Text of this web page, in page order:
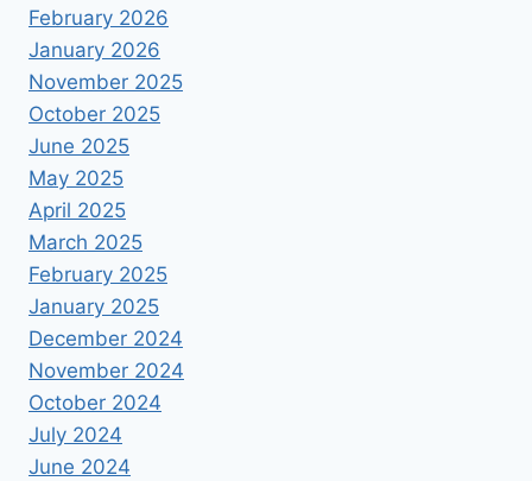
February 2026
January 2026
November 2025
October 2025
June 2025
May 2025
April 2025
March 2025
February 2025
January 2025
December 2024
November 2024
October 2024
July 2024
June 2024